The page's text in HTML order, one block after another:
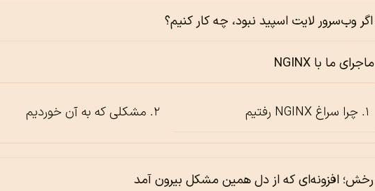
اگر وب‌سرور لایت اسپید نبود، چه کار کنیم؟
ماجرای ما با NGINX
چرا سراغ NGINX رفتیم مشکلی که به آن خوردیم
رخش؛ افزونه‌ای که از دل همین مشکل بیرون آمد